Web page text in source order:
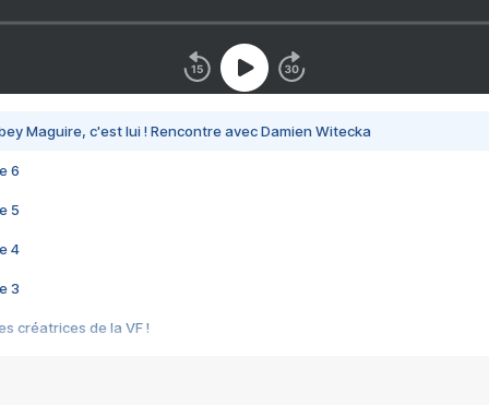
Maguire, c'est lui ! Rencontre avec Damien Witecka
6
5
4
3
créatrices de la VF !